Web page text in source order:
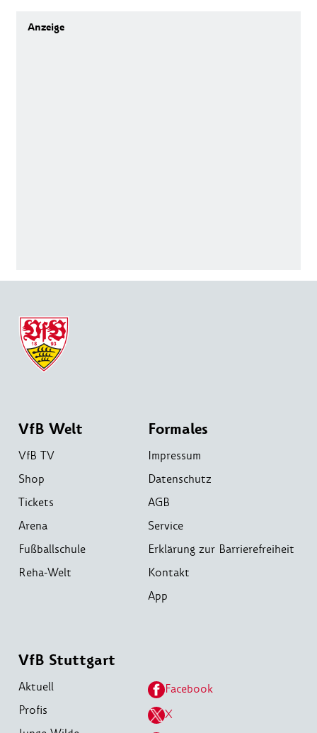
VfB Welt
VfB TV
Shop
Tickets
Arena
Fußballschule
Reha-Welt
Formales
Impressum
Datenschutz
AGB
Service
Erklärung zur Barrierefreiheit
Kontakt
App
VfB Stuttgart
Aktuell
Profis
Facebook
X